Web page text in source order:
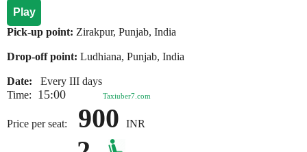
Play
Pick-up point: Zirakpur, Punjab, India
Drop-off point: Ludhiana, Punjab, India
Date:
Every III days
Time:
15:00 Taxiuber7.com
Price per seat: 900 INR